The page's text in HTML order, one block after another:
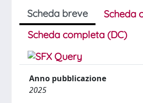
Scheda breve
Scheda
Scheda completa (DC)
Anno pubblicazione
2025